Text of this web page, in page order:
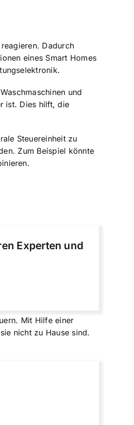
Dadurch
eines Smart Homes
und
ist. Dies hilft, die
Steuereinheit zu
Zum Beispiel könnte
Experten und
Mit Hilfe einer
nicht zu Hause sind.